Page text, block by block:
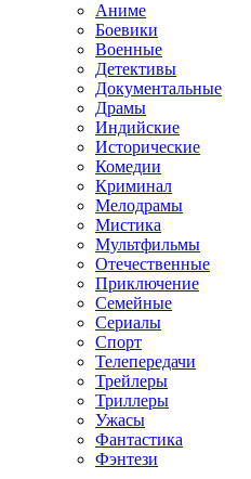
Аниме
Боевики
Военные
Детективы
Документальные
Драмы
Индийские
Исторические
Комедии
Криминал
Мелодрамы
Мистика
Мультфильмы
Отечественные
Приключение
Семейные
Сериалы
Спорт
Телепередачи
Трейлеры
Триллеры
Ужасы
Фантастика
Фэнтези